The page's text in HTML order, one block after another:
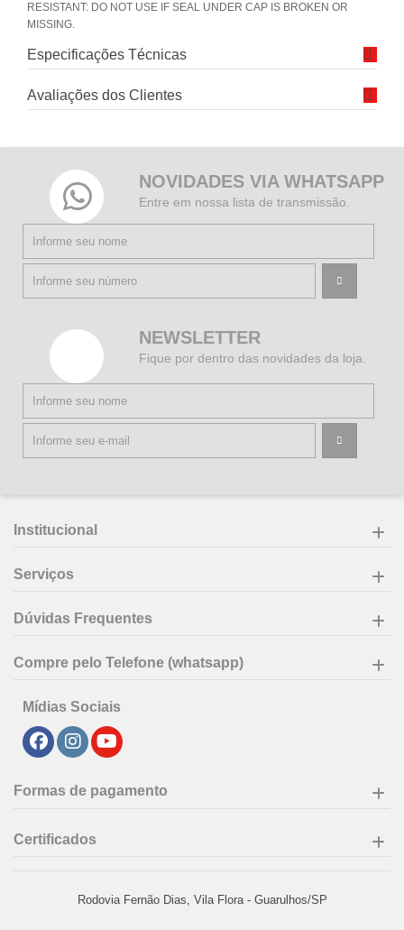
RESISTANT: DO NOT USE IF SEAL UNDER CAP IS BROKEN OR
MISSING.
Especificações Técnicas
Avaliações dos Clientes
NOVIDADES VIA WHATSAPP
Entre em nossa lista de transmissão.
NEWSLETTER
Fique por dentro das novidades da loja.
Institucional
Serviços
Dúvidas Frequentes
Compre pelo Telefone (whatsapp)
Mídias Sociais
Formas de pagamento
Certificados
Rodovia Fernão Dias, Vila Flora - Guarulhos/SP